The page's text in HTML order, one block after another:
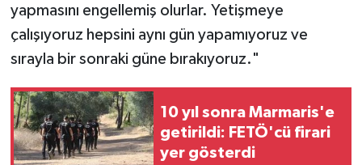
yapmasını engellemiş olurlar. Yetişmeye
çalışıyoruz hepsini aynı gün yapamıyoruz ve
sırayla bir sonraki güne bırakıyoruz."
10 yıl sonra Marmaris'e
getirildi: FETÖ'cü firari
yer gösterdi